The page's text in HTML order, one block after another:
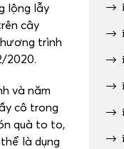
lộng lẫy
cây
trình
2020.
và năm
cô trong
quà to to,
là dụng